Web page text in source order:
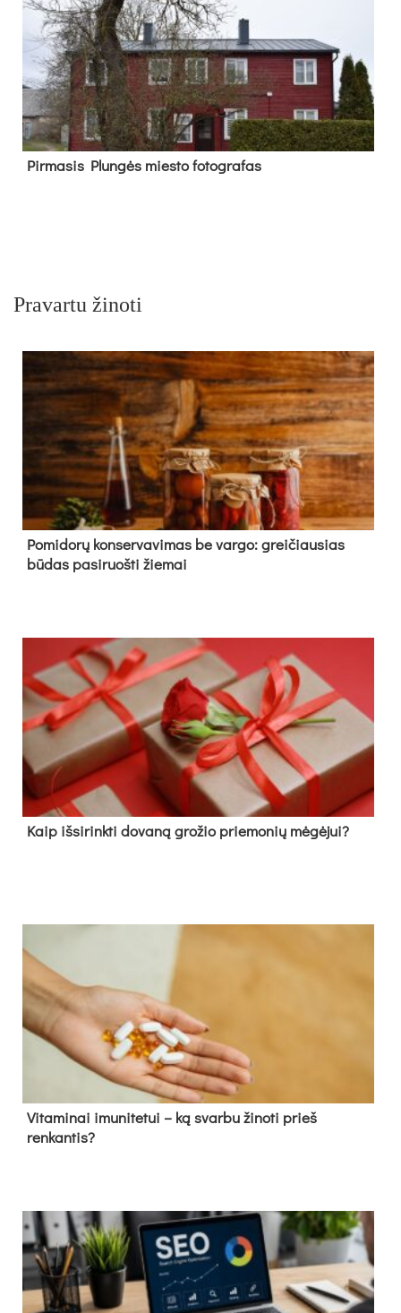
Pir­ma­sis Plun­gės mies­to fo­tog­ra­fas
Pravartu žinoti
Pomidorų konservavimas be vargo: greičiausias
būdas pasiruošti žiemai
Kaip išsirinkti dovaną grožio priemonių mėgėjui?
Vitaminai imunitetui – ką svarbu žinoti prieš
renkantis?